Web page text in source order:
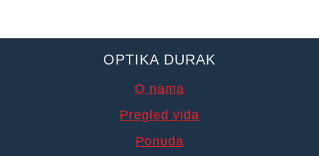
OPTIKA DURAK
O nama
Pregled vida
Ponuda